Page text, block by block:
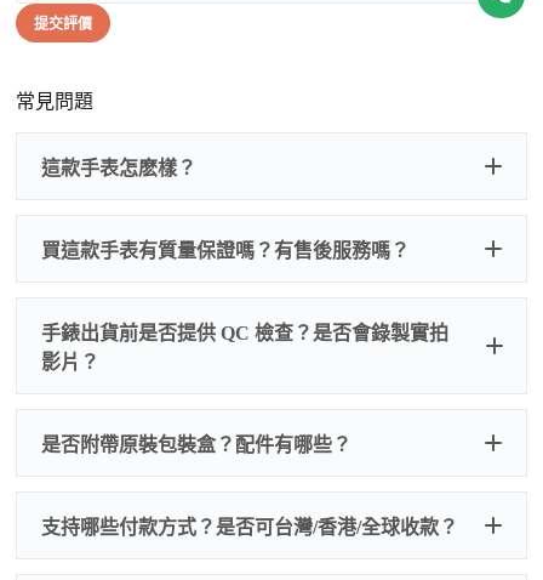
提交評價
常見問題
這款手表怎麽樣？
買這款手表有質量保證嗎？有售後服務嗎？
為事故，免費維修三年
人為事故我們只收更換配件
手錶出貨前是否提供 QC 檢查？是否會錄製實拍
影片？
質檢查
是否附帶原裝包裝盒？配件有哪些？
我們默認會提供普通盒子，如果需要原裝盒子可
以找我們搭配，選擇原裝盒子附屬配件：原裝盒
支持哪些付款方式？是否可台灣/香港/全球收款？